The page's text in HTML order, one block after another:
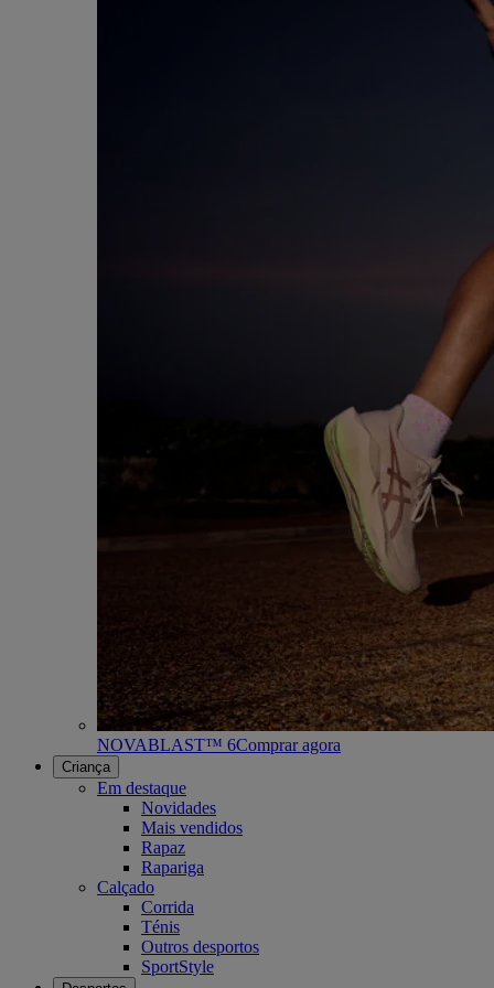
NOVABLAST™ 6Comprar agora
Criança
Em destaque
Novidades
Mais vendidos
Rapaz
Rapariga
Calçado
Corrida
Ténis
Outros desportos
SportStyle